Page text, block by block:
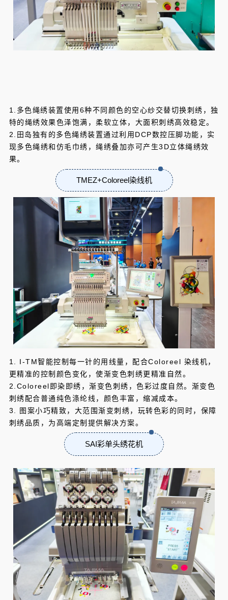
1.多色绳绣装置使用6种不同颜色的空心纱交替切换刺绣，独
特的绳绣效果色泽饱满，柔软立体，大面积刺绣高效稳定。
2.田岛独有的多色绳绣装置通过利用DCP数控压脚功能，实
现多色绳绣和仿毛巾绣，绳绣叠加亦可产生3D立体绳绣效
果。
TMEZ+Coloreel染线机
1. I-TM智能控制每一针的用线量，配合Coloreel 染线机，
更精准的控制颜色变化，使渐变色刺绣更精准自然。
2.Coloreel即染即绣，渐变色刺绣，色彩过度自然。渐变色
刺绣配合普通纯色涤纶线，颜色丰富，缩减成本。
3. 图案小巧精致，大范围渐变刺绣，玩转色彩的同时，保障
刺绣品质，为高端定制提供解决方案。
SAI彩单头绣花机